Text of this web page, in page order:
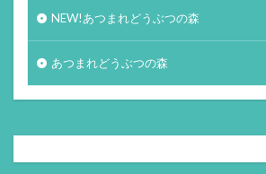
NEW!あつまれどうぶつの森
あつまれどうぶつの森